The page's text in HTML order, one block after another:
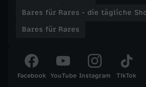
i
e
t
ä
Bares für Rares - die tägliche
Bares für Rares
Facebook YouTube Instagram TikTok